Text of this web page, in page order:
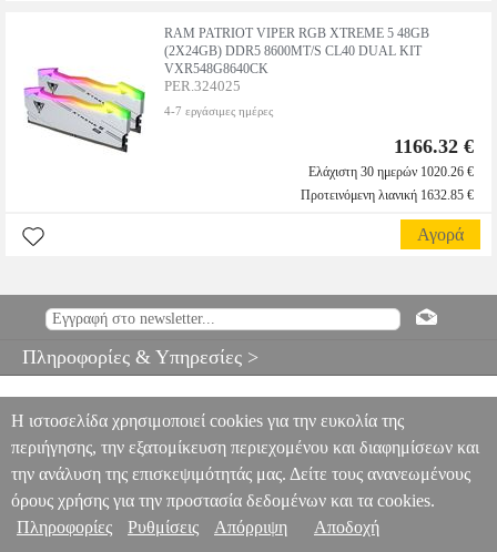
RAM PATRIOT VIPER RGB XTREME 5 48GB
(2X24GB) DDR5 8600MT/S CL40 DUAL KIT
VXR548G8640CK
PER.324025
4-7 εργάσιμες ημέρες
1166.32 €
Ελάχιστη 30 ημερών 1020.26 €
Προτεινόμενη λιανική 1632.85 €
Αγορά
Πληροφορίες & Υπηρεσίες >
Η ιστοσελίδα χρησιμοποιεί cookies για την ευκολία της
περιήγησης, την εξατομίκευση περιεχομένου και διαφημίσεων και
την ανάλυση της επισκεψιμότητάς μας. Δείτε τους ανανεωμένους
όρους χρήσης για την προστασία δεδομένων και τα cookies.
Πληροφορίες
Ρυθμίσεις Απόρριψη Αποδοχή